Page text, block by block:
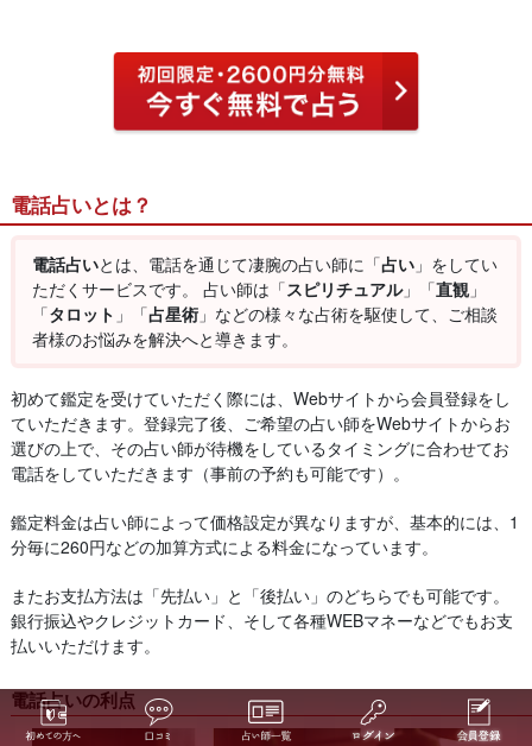
電話占いとは？
電話占いとは、電話を通じて凄腕の占い師に「占い」をしてい
ただくサービスです。 占い師は「スピリチュアル」「直観」
「タロット 」「占星術」などの様々な占術を駆使して、ご相談
者様のお悩みを解決へと導きます。
初めて鑑定を受けていただく際には、Webサイトから会員登録をし
ていただきます。登録完了後、ご希望の占い師をWebサイトからお
選びの上で、その占い師が待機をしているタイミングに合わせてお
電話をしていただきます（事前の予約も可能です）。
鑑定料金は占い師によって価格設定が異なりますが、基本的には、1
分毎に260円などの加算方式による料金になっています。
またお支払方法は「先払い」と「後払い」のどちらでも可能です。
銀行振込やクレジットカード、そして各種WEBマネーなどでもお支
払いいただけます。
電話占いの利点